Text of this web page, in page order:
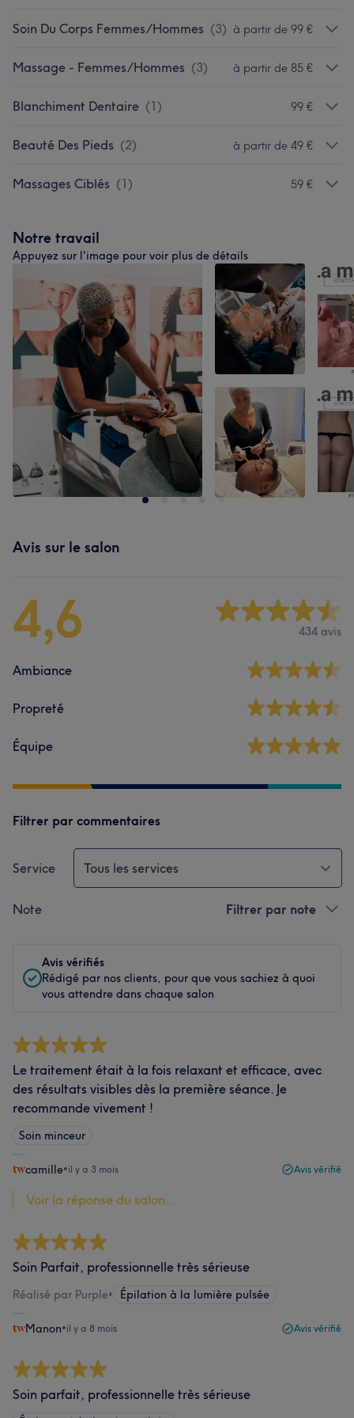
Soin Du Corps Femmes/Hommes (3) à partir de 99 €
Massage - Femmes/Hommes (3) à partir de 85 €
Blanchiment Dentaire (1) 99 €
Beauté Des Pieds (2) à partir de 49 €
Massages Ciblés (1) 59 €
Notre travail
Appuyez sur l'image pour voir plus de détails
Avis sur le salon
4,6 434 avis
Ambiance
Propreté
Équipe
Filtrer par commentaires
Service Tous les services
Note Filtrer par note
Avis vérifiés
Rédigé par nos clients, pour que vous sachiez à quoi
vous attendre dans chaque salon
Le traitement était à la fois relaxant et efficace, avec
des résultats visibles dès la première séance. Je
recommande vivement !
Soin minceur
camille•il y a 3 mois Avis vérifié
Voir la réponse du salon...
Soin Parfait, professionnelle très sérieuse
Réalisé par Purple• Épilation à la lumière pulsée
Manon•il y a 8 mois Avis vérifié
Soin parfait, professionnelle très sérieuse